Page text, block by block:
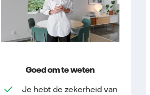
Goed om te weten
Je hebt de zekerheid van